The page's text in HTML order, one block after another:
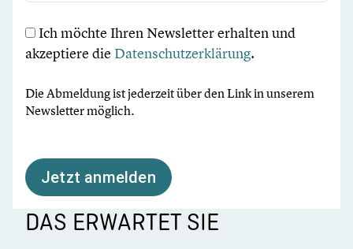
Ich möchte Ihren Newsletter erhalten und
akzeptiere die Datenschutzerklärung.
Die Abmeldung ist jederzeit über den Link in unserem
Newsletter möglich.
Jetzt anmelden
DAS ERWARTET SIE